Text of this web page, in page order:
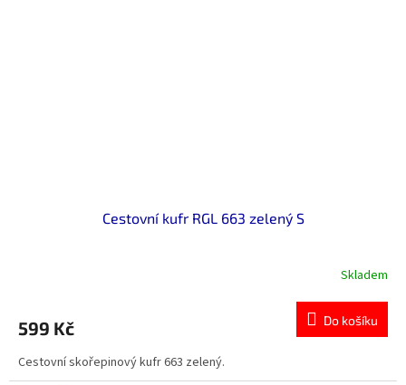
Cestovní kufr RGL 663 zelený S
Skladem
599 Kč Do košíku
Cestovní skořepinový kufr 663 zelený.